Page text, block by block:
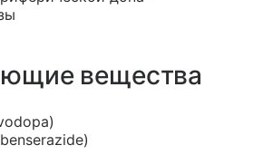
вещества